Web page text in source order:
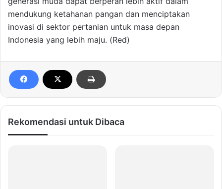
mendukung ketahanan pangan dan menciptakan
inovasi di sektor pertanian untuk masa depan
Indonesia yang lebih maju. (Red)
Rekomendasi untuk Dibaca